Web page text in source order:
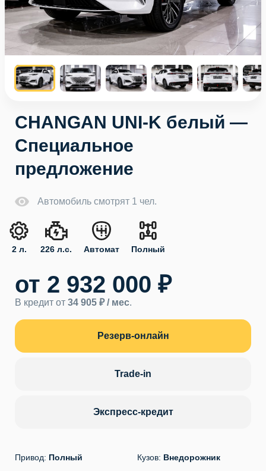
CHANGAN UNI-K белый —
Специальное
предложение
Автомобиль смотрят 1 чел.
2 л. 226 л.с. Автомат Полный
от 2 932 000 ₽
В кредит от 34 905 ₽ / мес.
Резерв-онлайн
Trade-in
Экспресс-кредит
Привод: Полный Кузов: Внедорожник